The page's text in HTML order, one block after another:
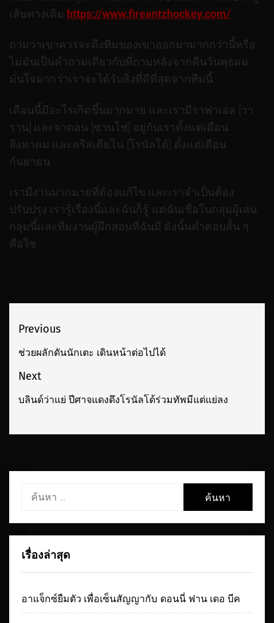
เส้นทางเดิม https://www.fireantzhockey.com/
ถามว่าเขาควรจะดึงทีมของเขาออกมามากกว่านี้หรือ
ไม่มันเป็นคำถามเดียวกับที่ถามหลังจากคืนวันพุธผม
มั่นใจมากว่าเราจะได้รับสิ่งที่ดีที่สุดจากทีมนี้
เดือนนี้มีอะไรเกิดขึ้นมากมาย และเรามีราฟาเอล [วา
ราน] และจาดอน [ซานโช่] อยู่กับเราตั้งแต่เดือน
สิงหาคม และคริสเตียโน่ [โรนัลโด้] ตั้งแต่เดือน
กันยายน
เรามีงานมากมายที่ต้องแก้ไข และเราจำเป็นต้อง
ปรับปรุง เรารู้เรื่องนี้และฉันก็รู้ แต่ฉันเชื่อในกลุ่มผู้เล่น
กลุ่มนี้และทีมงานผู้ฝึกสอนที่ฉันมี ดังนั้นคำตอบสั้น ๆ
คือใช่
เมนู
นำทาง
เรื่อง
Previous
Previous
ช่วยผลักดันนักเตะ เดินหน้าต่อไปได้
Next
Next
บลินด์ว่าแย่ ปีศาจแดงดึงโรนัลโด้ร่วมทัพมีแต่แย่ลง
ค้นหา
เรื่องล่าสุด
อาแจ็กซ์ยืมตัว เพื่อเซ็นสัญญากับ ดอนนี่ ฟาน เดอ บีค